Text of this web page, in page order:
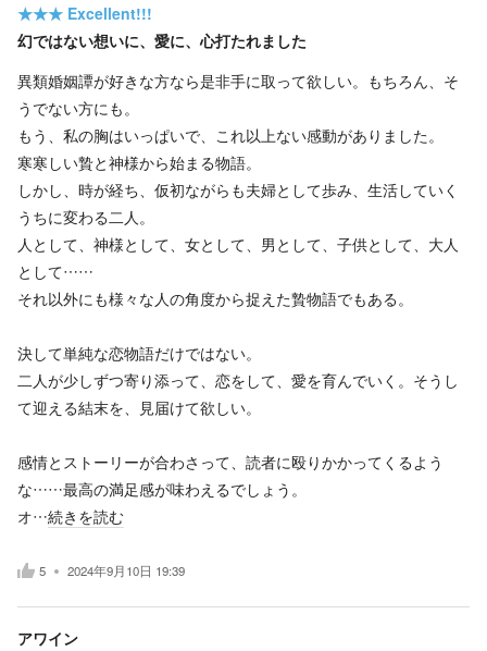
★★★ Excellent!!!
幻ではない想いに、愛に、心打たれました
異類婚姻譚が好きな方なら是非手に取って欲しい。もちろん、そ
うでない方にも。
もう、私の胸はいっぱいで、これ以上ない感動がありました。
寒寒しい贄と神様から始まる物語。
しかし、時が経ち、仮初ながらも夫婦として歩み、生活していく
うちに変わる二人。
人として、神様として、女として、男として、子供として、大人
として……
それ以外にも様々な人の角度から捉えた贄物語でもある。
決して単純な恋物語だけではない。
二人が少しずつ寄り添って、恋をして、愛を育んでいく。そうし
て迎える結末を、見届けて欲しい。
感情とストーリーが合わさって、読者に殴りかかってくるよう
な……最高の満足感が味わえるでしょう。
オ…続きを読む
5 2024年9月10日 19:39
アワイン